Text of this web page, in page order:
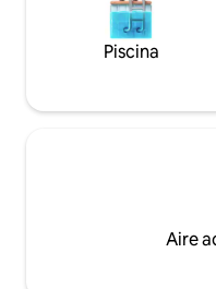
Piscina
Aire